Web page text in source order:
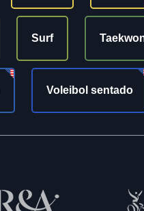
Surf
Voleibol sentado